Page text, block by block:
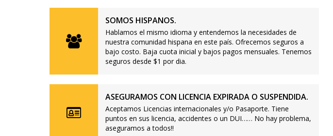
SOMOS HISPANOS.
Hablamos el mismo idioma y entendemos la necesidades de
nuestra comunidad hispana en este país. Ofrecemos seguros a
bajo costo. Baja cuota inicial y bajos pagos mensuales. Tenemos
seguros desde $1 por dia.
ASEGURAMOS CON LICENCIA EXPIRADA O SUSPENDIDA.
Aceptamos Licencias internacionales y/o Pasaporte. Tiene
puntos en sus licencia, accidentes o un DUI…… No hay problema,
aseguramos a todos!!